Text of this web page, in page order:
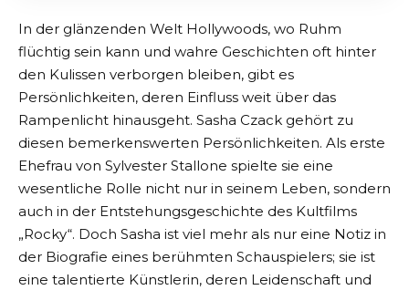
In der glänzenden Welt Hollywoods, wo Ruhm
flüchtig sein kann und wahre Geschichten oft hinter
den Kulissen verborgen bleiben, gibt es
Persönlichkeiten, deren Einfluss weit über das
Rampenlicht hinausgeht. Sasha Czack gehört zu
diesen bemerkenswerten Persönlichkeiten. Als erste
Ehefrau von Sylvester Stallone spielte sie eine
wesentliche Rolle nicht nur in seinem Leben, sondern
auch in der Entstehungsgeschichte des Kultfilms
„Rocky“. Doch Sasha ist viel mehr als nur eine Notiz in
der Biografie eines berühmten Schauspielers; sie ist
eine talentierte Künstlerin, deren Leidenschaft und